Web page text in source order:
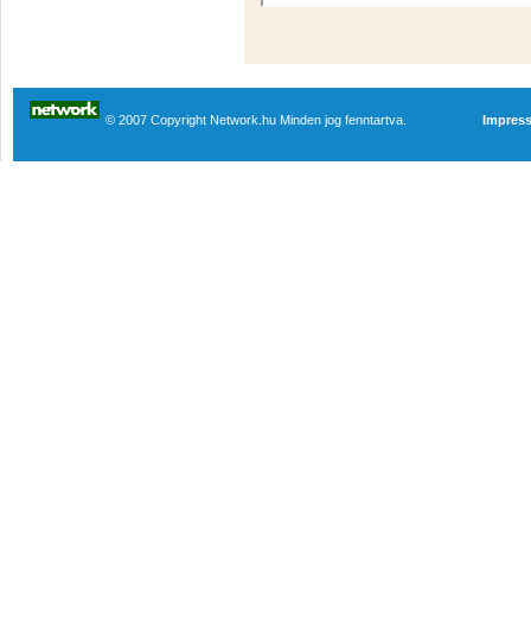
© 2007 Copyright Network.hu Minden jog fenntartva.